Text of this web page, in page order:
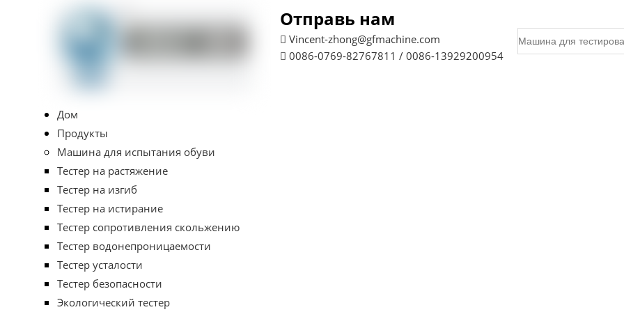
Отправь нам
 Vincent-zhong@gfmachine.com
 0086-0769-82767811 / 0086-13929200954
Дом
Продукты
Машина для испытания обуви
Тестер на растяжение
Тестер на изгиб
Тестер на истирание
Тестер сопротивления скольжению
Тестер водонепроницаемости
Тестер усталости
Тестер безопасности
Экологический тестер